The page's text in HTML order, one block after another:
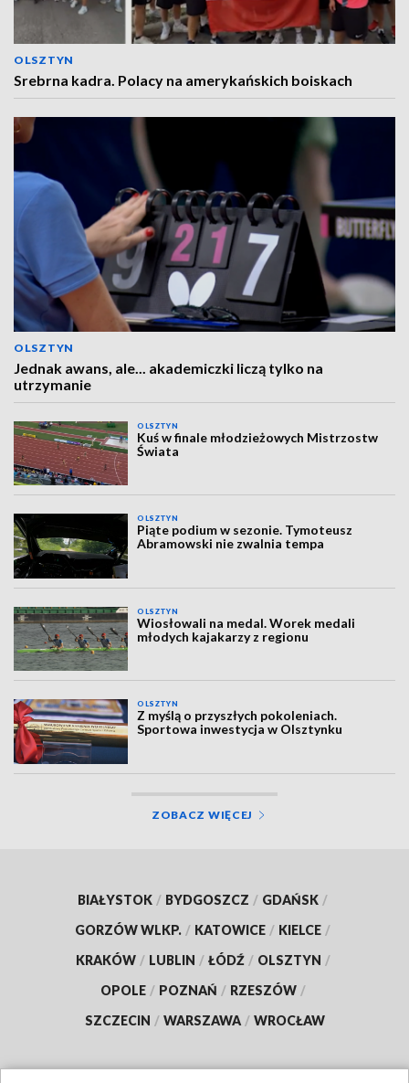
OLSZTYN
Srebrna kadra. Polacy na amerykańskich boiskach
OLSZTYN
Jednak awans, ale... akademiczki liczą tylko na
utrzymanie
OLSZTYN
Kuś w finale młodzieżowych Mistrzostw
Świata
OLSZTYN
Piąte podium w sezonie. Tymoteusz
Abramowski nie zwalnia tempa
OLSZTYN
Wiosłowali na medal. Worek medali
młodych kajakarzy z regionu
OLSZTYN
Z myślą o przyszłych pokoleniach.
Sportowa inwestycja w Olsztynku
ZOBACZ WIĘCEJ
BIAŁYSTOK / BYDGOSZCZ / GDAŃSK /
GORZÓW WLKP. / KATOWICE / KIELCE /
KRAKÓW / LUBLIN / ŁÓDŹ / OLSZTYN /
OPOLE / POZNAŃ / RZESZÓW /
SZCZECIN / WARSZAWA / WROCŁAW